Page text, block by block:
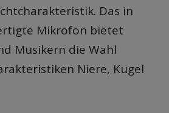
Das in
Mikrofon bietet
Musikern die Wahl
Niere, Kugel